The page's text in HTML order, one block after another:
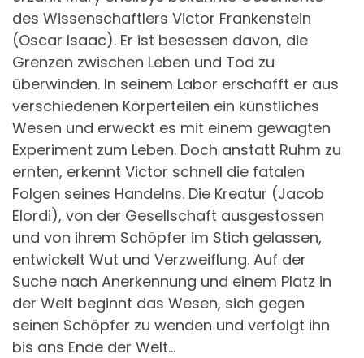
des Wissenschaftlers Victor Frankenstein
(Oscar Isaac). Er ist besessen davon, die
Grenzen zwischen Leben und Tod zu
überwinden. In seinem Labor erschafft er aus
verschiedenen Körperteilen ein künstliches
Wesen und erweckt es mit einem gewagten
Experiment zum Leben. Doch anstatt Ruhm zu
ernten, erkennt Victor schnell die fatalen
Folgen seines Handelns. Die Kreatur (Jacob
Elordi), von der Gesellschaft ausgestossen
und von ihrem Schöpfer im Stich gelassen,
entwickelt Wut und Verzweiflung. Auf der
Suche nach Anerkennung und einem Platz in
der Welt beginnt das Wesen, sich gegen
seinen Schöpfer zu wenden und verfolgt ihn
bis ans Ende der Welt…